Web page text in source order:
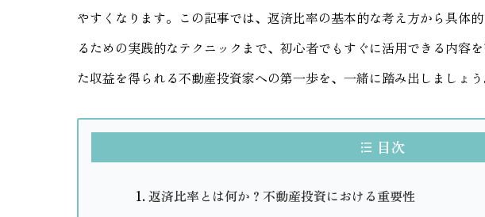
やすくなります。この記事では、返済比率の基本的な考え方から具体
るための実践的なテクニックまで、初心者でもすぐに活用できる内容
た収益を得られる不動産投資家への第一歩を、一緒に踏み出しましょう
目次
返済比率とは何か？不動産投資における重要性